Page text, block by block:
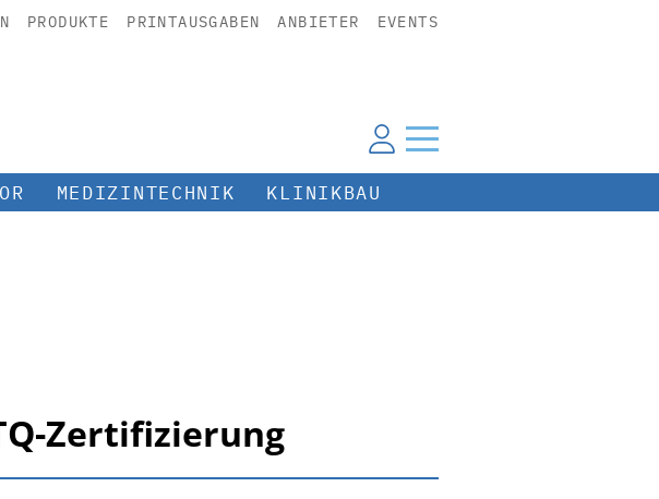
PRODUKTE PRINTAUSGABEN ANBIETER EVENTS
MEDIZINTECHNIK KLINIKBAU
Zertifizierung